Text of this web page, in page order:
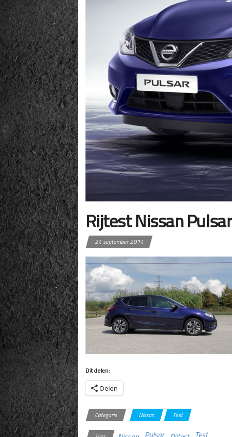
Rijtest Nissan Pulsar
24 september 2014
Dit delen:
Delen
Categorie Nissan Test
Pulsar Test